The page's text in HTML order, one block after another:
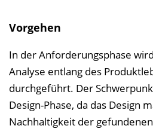
Vorgehen
In der Anforderungsphase
Analyse entlang des
durchgeführt. Der
Design-Phase, da das Design
Nachhaltigkeit der